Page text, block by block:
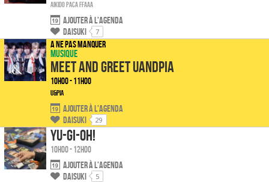
Aikido Paca FFAAA
Ajouter à l'agenda
Daisuki
7
A ne pas manquer
Musique
Meet and Greet UandPIA
10h00 - 11h00
U&Pia
Ajouter à l'agenda
Daisuki
29
Yu-Gi-Oh!
10h00 - 12h00
Ajouter à l'agenda
Daisuki
5